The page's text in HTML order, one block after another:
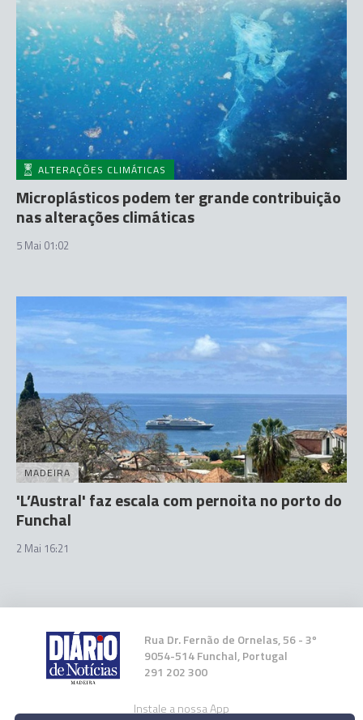
ALTERAÇÕES CLIMÁTICAS
Microplásticos podem ter grande contribuição
nas alterações climáticas
5 Mai 01:02
MADEIRA
'L’Austral' faz escala com pernoita no porto do
Funchal
2 Mai 16:21
Rua Dr. Fernão de Ornelas, 56 - 3º
9054-514 Funchal, Portugal
291 202 300
Instale a nossa App